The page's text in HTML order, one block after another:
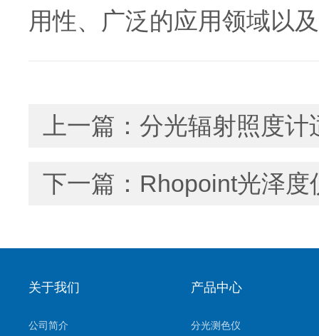
用性、广泛的应用领域以
上一篇： 分光辐射照度计
下一篇： Rhopoint光泽
关于我们
公司简介
产品中心
分光测色仪